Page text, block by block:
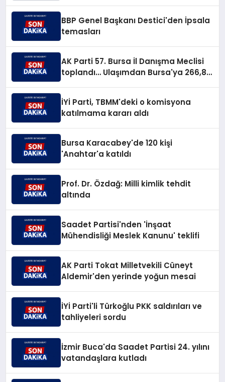
BBP Genel Başkanı Destici'den İpsala
temasları
AK Parti 57. Bursa İl Danışma Meclisi
toplandı… Ulaşımdan Bursa'ya 266,8
İYİ Parti, TBMM'deki o komisyona
katılmama kararı aldı
Bursa Karacabey'de 120 kişi
'Anahtar'a katıldı
Prof. Dr. Özdağ: Milli kimlik tehdit
altında
Saadet Partisi'nden 'İnşaat
Mühendisliği Meslek Kanunu' teklifi
AK Parti Tokat Milletvekili Cüneyt
Aldemir'den yerinde yoğun mesai
İYİ Parti'li Türkoğlu PKK saldırıları ve
tahliyeleri sordu
İzmir Buca'da Saadet Partisi 24. yılını
vatandaşlara kutladı